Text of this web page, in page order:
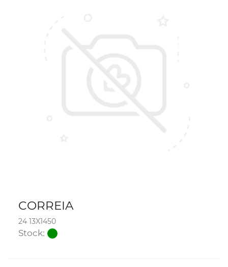
CORREIA
24 13X1450
Stock: